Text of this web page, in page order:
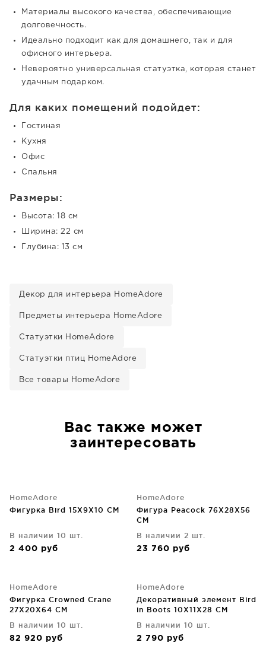
Материалы высокого качества, обеспечивающие
долговечность.
Идеально подходит как для домашнего, так и для
офисного интерьера.
Невероятно универсальная статуэтка, которая станет
удачным подарком.
Для каких помещений подойдет:
Гостиная
Кухня
Офис
Спальня
Размеры:
Высота: 18 см
Ширина: 22 см
Глубина: 13 см
Декор для интерьера HomeAdore
Предметы интерьера HomeAdore
Статуэтки HomeAdore
Статуэтки птиц HomeAdore
Все товары HomeAdore
Вас также может
заинтересовать
HomeAdore
Фигурка Bird 15X9X10 CM
В наличии 10 шт.
2 400 руб
HomeAdore
Фигура Peacock 76X28X56
CM
В наличии 2 шт.
23 760 руб
HomeAdore
Фигурка Crowned Crane
27X20X64 CM
В наличии 10 шт.
82 920 руб
HomeAdore
Декоративный элемент Bird
in Boots 10X11X28 CM
В наличии 10 шт.
2 790 руб